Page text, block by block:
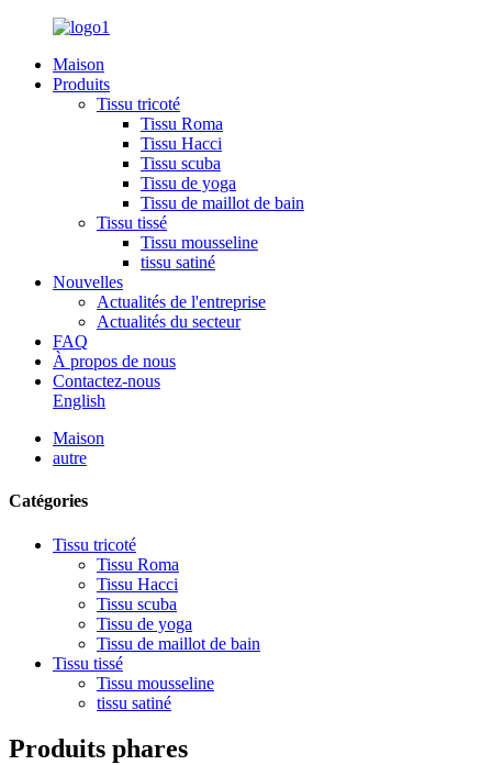
Maison
Produits
Tissu tricoté
Tissu Roma
Tissu Hacci
Tissu scuba
Tissu de yoga
Tissu de maillot de bain
Tissu tissé
Tissu mousseline
tissu satiné
Nouvelles
Actualités de l'entreprise
Actualités du secteur
FAQ
À propos de nous
Contactez-nous
English
Maison
autre
Catégories
Tissu tricoté
Tissu Roma
Tissu Hacci
Tissu scuba
Tissu de yoga
Tissu de maillot de bain
Tissu tissé
Tissu mousseline
tissu satiné
Produits phares